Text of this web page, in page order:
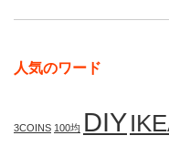
人気のワード
3COINS 100均 DIY